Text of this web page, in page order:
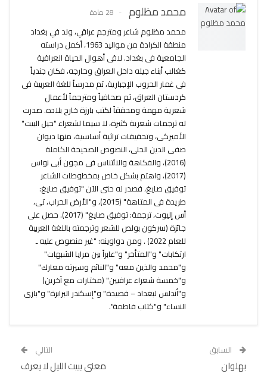
محمد مظلوم 28 مادة
محمد مظلوم شاعر ومترجم عراقي، ولد في بغداد
منطقة الكرادة من مواليد 1963، أكمل دراسته
الجامعية فى بغداد. لاقى أهوال الحياة العراقية
كغالب أبناء جيله داخل العراق وخارجه، فكان جندياً
فى غمار الحروب الإجبارية، ثم مدرساً للغة العربية فى
كردستان العراق، ثم صحافياً ومترجماً لأعمال
شعرية مهمة ومحققاً لكتب بارزة خارج بلاده. صدرت
له ترجمات شعرية كثيرة، لا سيما لشعراء "جيل البيت"
الأميركى، وتحقيقات تراثية أساسية، منها ديوان
صفى الدين الحلى، النصوص الصحيحة الكاملة
(2016)، والفكاهة والائتناس فى مجون أبى نواس
(2017)، واهتم بشكل خاص بمخطوطات الشاعر
توفيق صايغ، فصدر له حتى الآن "توفيق صايغ:
طريدة فى المتاهة" (2015)، و"الأرض الخراب، تى،
أس إليوت، ترجمة: توفيق صايغ" (2017). حصل على
جائزة (سركون بولص للشعر وترجمته باللغة العربية
للعام 2022) . ومن دواوينه: "غير منصوص عليه ـ
ارتكابات" و"المتأخر" و"عابراً بين مرايا الشبهات"
و"محمد والذين معه" و"النائم وسيرته معارك"
و"خمسة شعراء عراقيين" (مختارات مع آخرين)
و"أندلس لبغداد – قصيدة" و"إسكندر البرابرة" و"بازى
النساء" و"كتاب فاطمة".
السابق
بهلوان
التالي
معنى يبيت الليل لا يعرف